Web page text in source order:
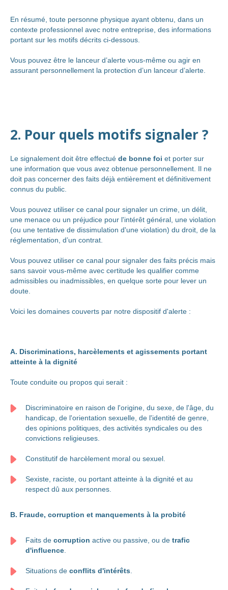
En résumé, toute personne physique ayant obtenu, dans un
contexte professionnel avec notre entreprise, des informations
portant sur les motifs décrits ci-dessous.
Vous pouvez être le lanceur d’alerte vous-même ou agir en
assurant personnellement la protection d’un lanceur d’alerte.
2. Pour quels motifs signaler ?
Le signalement doit être effectué de bonne foi et porter sur
une information que vous avez obtenue personnellement. Il ne
doit pas concerner des faits déjà entièrement et définitivement
connus du public.
Vous pouvez utiliser ce canal pour signaler un crime, un délit,
une menace ou un préjudice pour l'intérêt général, une violation
(ou une tentative de dissimulation d'une violation) du droit, de la
réglementation, d’un contrat.
Vous pouvez utiliser ce canal pour signaler des faits précis mais
sans savoir vous-même avec certitude les qualifier comme
admissibles ou inadmissibles, en quelque sorte pour lever un
doute.
Voici les domaines couverts par notre dispositif d'alerte :
A. Discriminations, harcèlements et agissements portant
atteinte à la dignité
Toute conduite ou propos qui serait :
Discriminatoire en raison de l'origine, du sexe, de l'âge, du
handicap, de l'orientation sexuelle, de l'identité de genre,
des opinions politiques, des activités syndicales ou des
convictions religieuses.
Constitutif de harcèlement moral ou sexuel.
Sexiste, raciste, ou portant atteinte à la dignité et au
respect dû aux personnes.
B. Fraude, corruption et manquements à la probité
Faits de corruption active ou passive, ou de trafic
d'influence
Situations de conflits d'intérêts